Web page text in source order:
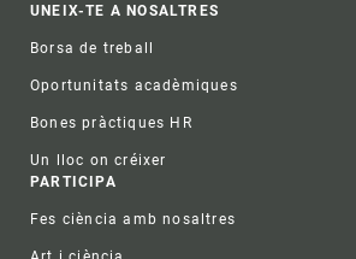
UNEIX-TE A NOSALTRES
Borsa de treball
Oportunitats acadèmiques
Bones pràctiques HR
Un lloc on créixer
PARTICIPA
Fes ciència amb nosaltres